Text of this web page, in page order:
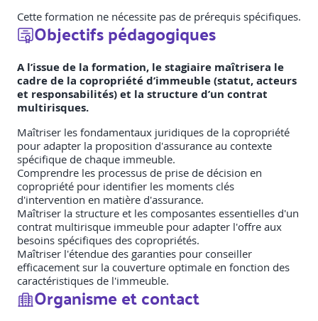
Cette formation ne nécessite pas de prérequis spécifiques.
Objectifs pédagogiques
A l’issue de la formation, le stagiaire maîtrisera le
cadre de la copropriété d’immeuble (statut, acteurs
et responsabilités) et la structure d’un contrat
multirisques.
Maîtriser les fondamentaux juridiques de la copropriété
pour adapter la proposition d'assurance au contexte
spécifique de chaque immeuble.
Comprendre les processus de prise de décision en
copropriété pour identifier les moments clés
d'intervention en matière d'assurance.
Maîtriser la structure et les composantes essentielles d'un
contrat multirisque immeuble pour adapter l'offre aux
besoins spécifiques des copropriétés.
Maîtriser l'étendue des garanties pour conseiller
efficacement sur la couverture optimale en fonction des
caractéristiques de l'immeuble.
Organisme et contact